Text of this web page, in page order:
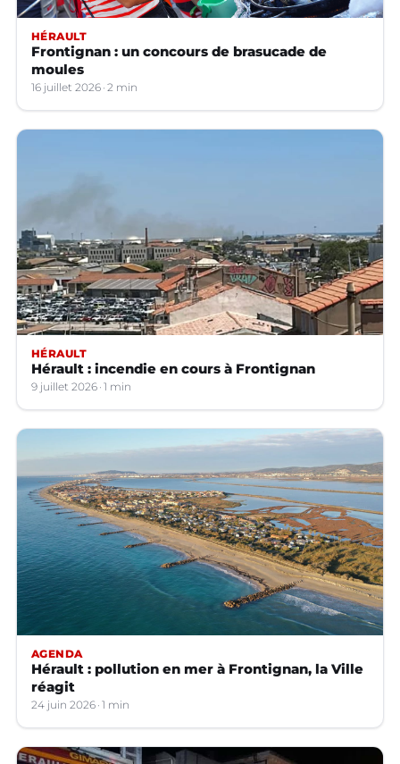
HÉRAULT
Frontignan : un concours de brasucade de
moules
16 juillet 2026 2 min
HÉRAULT
Hérault : incendie en cours à Frontignan
9 juillet 2026 1 min
AGENDA
Hérault : pollution en mer à Frontignan, la Ville
réagit
24 juin 2026 1 min